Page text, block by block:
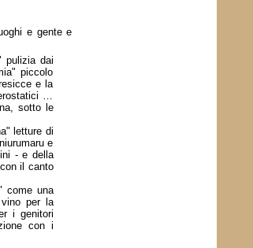
e gente e
pulizia dai
piccolo
e la
…
sotto le
letture di
e
- e della
il canto
come una
per la
i genitori
con i